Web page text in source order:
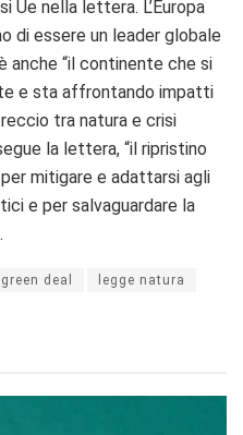
Ue nella lettera. L’Europa
di essere un leader globale
anche “il continente che si
e sta affrontando impatti
tra natura e crisi
la lettera, “il ripristino
mitigare e adattarsi agli
e per salvaguardare la
green deal legge natura